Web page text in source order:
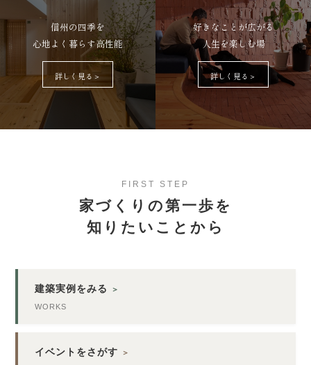
信州の四季を
心地よく暮らす高性能
詳しく見る＞
好きなことが広がる
人生を楽しむ場
詳しく見る＞
FIRST STEP
家づくりの第一歩を
知りたいことから
建築実例をみる ＞
WORKS
イベントをさがす ＞